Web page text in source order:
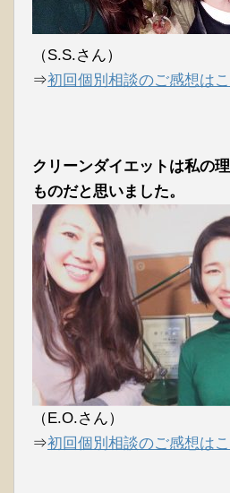
（S.S.さん）
⇒初回個別相談のご感想は
クリーンダイエットは私の
ものだと思いました。
（E.O.さん）
⇒初回個別相談のご感想は